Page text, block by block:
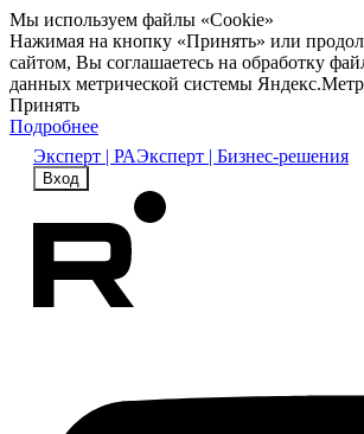
Мы используем файлы «Cookie»
Нажимая на кнопку «Принять» или
сайтом, Вы соглашаетесь на обработку
данных метрической системы
Принять
Подробнее
Эксперт | РАЭксперт | Бизнес-решения
Вход